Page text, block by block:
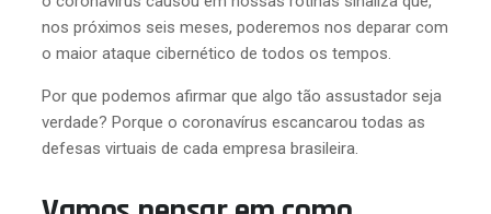
nos próximos seis meses, poderemos nos deparar com
o maior ataque cibernético de todos os tempos.
Por que podemos afirmar que algo tão assustador seja
verdade? Porque o coronavírus escancarou todas as
defesas virtuais de cada empresa brasileira.